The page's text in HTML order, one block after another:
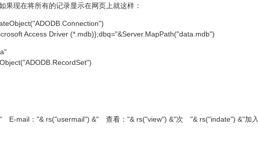
果现在将所有的记录显示在网页上就这样：
Access Driver (*.mdb)};dbq="&Server.MapPath("data.mdb")
E-mail："& rs("usermail") &" 查看："& rs("view") &"次 "& rs("indate") &"加入